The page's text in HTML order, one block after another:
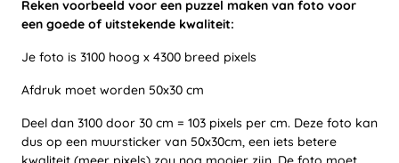
Reken voorbeeld voor een puzzel maken van foto voor
een goede of uitstekende kwaliteit:
Je foto is 3100 hoog x 4300 breed pixels
Afdruk moet worden 50x30 cm
Deel dan 3100 door 30 cm = 103 pixels per cm. Deze foto kan
dus op een muursticker van 50x30cm, een iets betere